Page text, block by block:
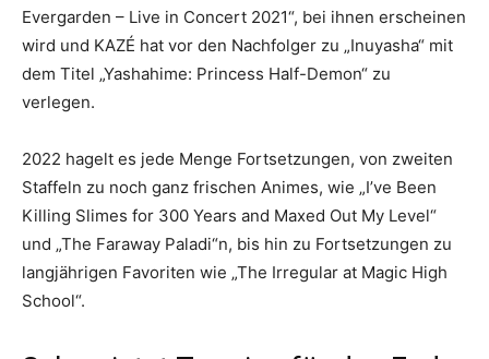
Evergarden – Live in Concert 2021“, bei ihnen erscheinen
wird und KAZÉ hat vor den Nachfolger zu „Inuyasha“ mit
dem Titel „Yashahime: Princess Half-Demon“ zu
verlegen.
2022 hagelt es jede Menge Fortsetzungen, von zweiten
Staffeln zu noch ganz frischen Animes, wie „I’ve Been
Killing Slimes for 300 Years and Maxed Out My Level“
und „The Faraway Paladi“n, bis hin zu Fortsetzungen zu
langjährigen Favoriten wie „The Irregular at Magic High
School“.